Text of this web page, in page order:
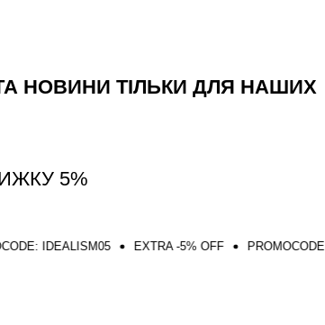
НОВИНИ ТІЛЬКИ ДЛЯ НАШИХ
5%
EXTRA -5% OFF PROMOCODE: IDEALISM05